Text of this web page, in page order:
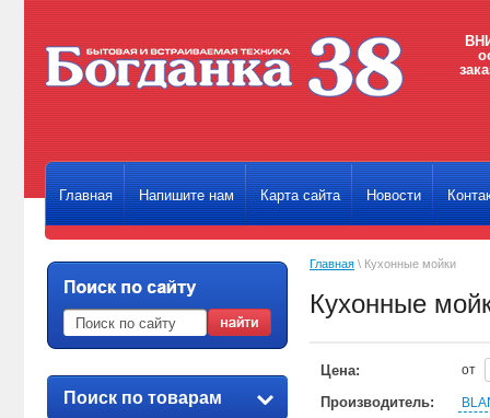
Главная Напишите нам Карта сайта Новости
Поиск по товарам
Главная \ Кухонные мойки
Кухонные
Цена: от
Производитель: